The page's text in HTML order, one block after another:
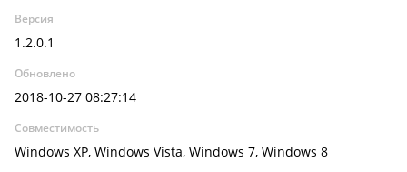
Версия
1.2.0.1
Обновлено
2018-10-27 08:27:14
Совместимость
Windows XP, Windows Vista, Windows 7, Windows 8